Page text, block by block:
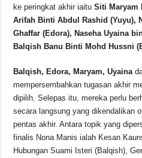
ke peringkat akhir iaituSiti Maryam
Arifah Binti Abdul Rashid (Yuyu),
Ghaffar (Edora), Naseha Uyaina
Balqish Banu Binti Mohd Hussni
Balqish, Edora, Maryam, Uyaina
mempersembahkan tugasan akhir
dipilih. Selepas itu, mereka perlu
secara langsung yang dikendalikan
pentas akhir. Antara topik yang
finalis Nona Manis ialah Kesan
Hubungan Suami Isteri (Balqish),